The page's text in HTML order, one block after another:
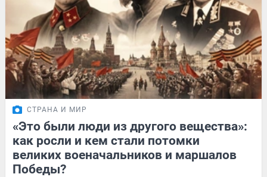
СТРАНА И МИР
«Это были люди из другого вещества»:
как росли и кем стали потомки
великих военачальников и маршалов
Победы?